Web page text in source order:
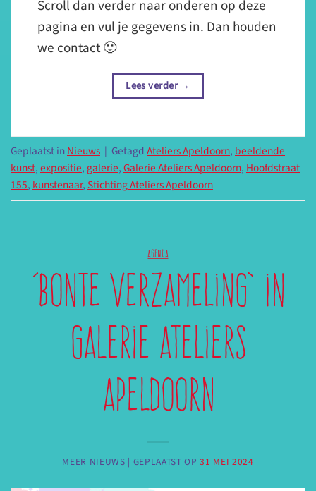
Scroll dan verder naar onderen op deze
pagina en vul je gegevens in. Dan houden
we contact 🙂
Lees verder→
Geplaatst inNieuws | GetagdAteliers Apeldoorn, beeldende
kunst,expositie, galerie,Galerie Ateliers Apeldoorn, Hoofdstraat
155, kunstenaar, Stichting Ateliers Apeldoorn
AGENDA
‘Bonte Verzameling’ in
Galerie Ateliers
Apeldoorn
MEER NIEUWS | GEPLAATST OP31 MEI 2024